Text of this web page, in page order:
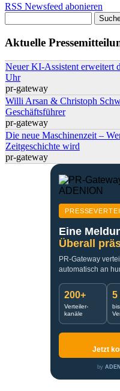
RSS Newsfeed abonieren
Aktuelle
Neuer KI-Assistent erweitert
Uhr
pr-gateway
Willi Arsan & Christoph
Geschäftsführer
pr-gateway
Die neue Maschinenzeit –
Zeitgeschichte wird
pr-gateway
Eine
Überall
PR-Gateway
automatisch an
200+
Verteiler-
kanäle
5
Jetzt
by